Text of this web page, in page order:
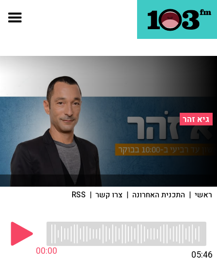
גיא זהר
ראשי | התכנית האחרונה | צרו קשר |
RSS
00:00 05:46